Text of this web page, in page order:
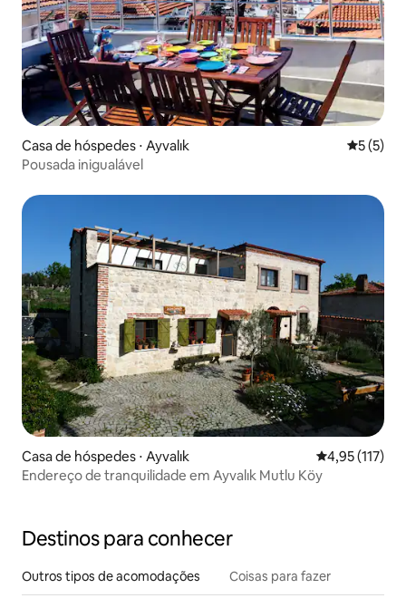
Casa de hóspedes ⋅ Ayvalık 5 de
5 (5)
Pousada inigualável
Casa de hóspedes ⋅ Ayvalık 4,95 de uma
4,95 (117)
Endereço de tranquilidade em Ayvalık Mutlu Köy
Destinos para conhecer
Outros tipos de acomodações Coisas para fazer